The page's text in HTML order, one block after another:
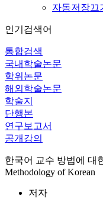
자동저장끄
인기검색어
통합검색
국내학술논문
학위논문
해외학술논문
학술지
단행본
연구보고서
공개강의
한국어 교수 방법에 대
Methodology of Korean
저자